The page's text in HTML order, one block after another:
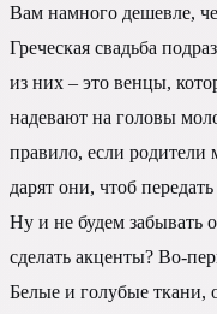
Вам намного дешевле,
Греческая свадьба
из них – это венцы,
надевают на головы
правило, если
дарят они, чтоб
Ну и не будем забывать
сделать акценты? Во-
Белые и голубые